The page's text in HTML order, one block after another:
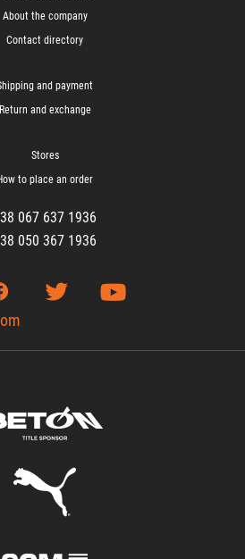
About the company
Contact directory
and payment
Return and exchange
Stores
to place an order
067 637 1936
050 367 1936